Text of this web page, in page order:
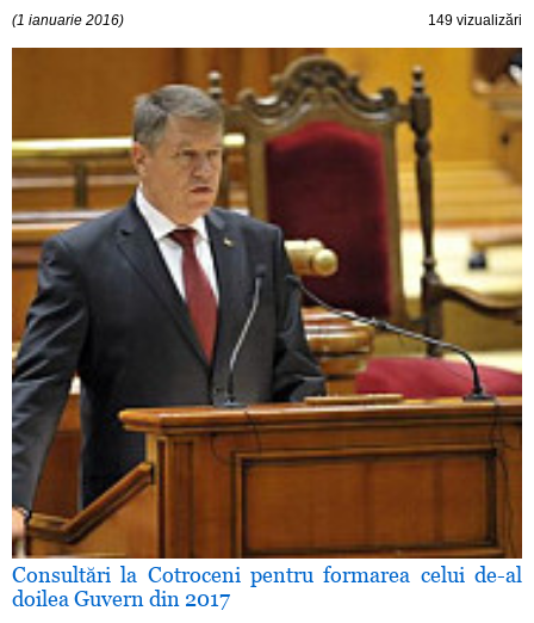
(1 ianuarie 2016) 149 vizualizări
Consultări la Cotroceni pentru formarea celui de-al
doilea Guvern din 2017